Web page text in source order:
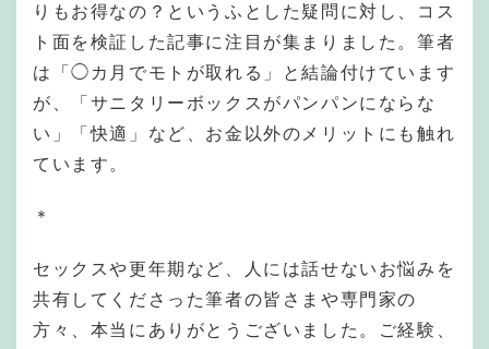
りもお得なの？というふとした疑問に対し、コス
ト面を検証した記事に注目が集まりました。筆者
は「◯カ月でモトが取れる」と結論付けています
が、「サニタリーボックスがパンパンにならな
い」「快適」など、お金以外のメリットにも触れ
ています。
＊
セックスや更年期など、人には話せないお悩みを
共有してくださった筆者の皆さまや専門家の
方々、本当にありがとうございました。ご経験、